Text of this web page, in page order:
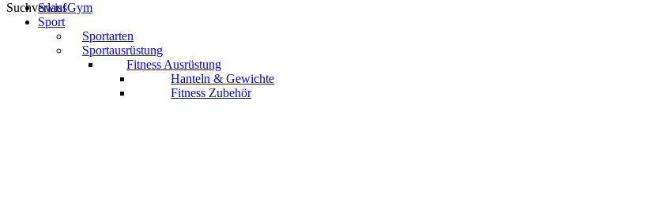
SuchverlaufSwissGym
Sport
Sportarten
Sportausrüstung
Fitness Ausrüstung
Hanteln & Gewichte
Fitness Zubehör